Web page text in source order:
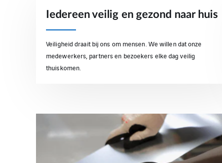
Iedereen veilig en gezond naar huis
Veiligheid draait bij ons om mensen. We willen dat onze
medewerkers, partners en bezoekers elke dag veilig
thuiskomen.